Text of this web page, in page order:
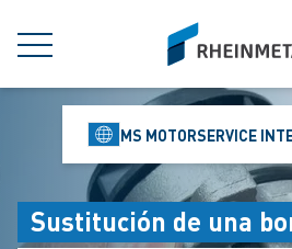
MENÜ
siteLogo
MS MOTORSERVICE
Sustitución de una